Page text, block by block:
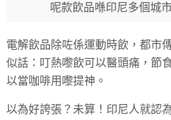
呢款飲品喺印尼多個城
電解飲品除咗係運動時飲，都市
似話：叮熱嚟飲可以醫頭痛，節
以當咖啡用嚟提神。
以為好誇張？未算！印尼人就認